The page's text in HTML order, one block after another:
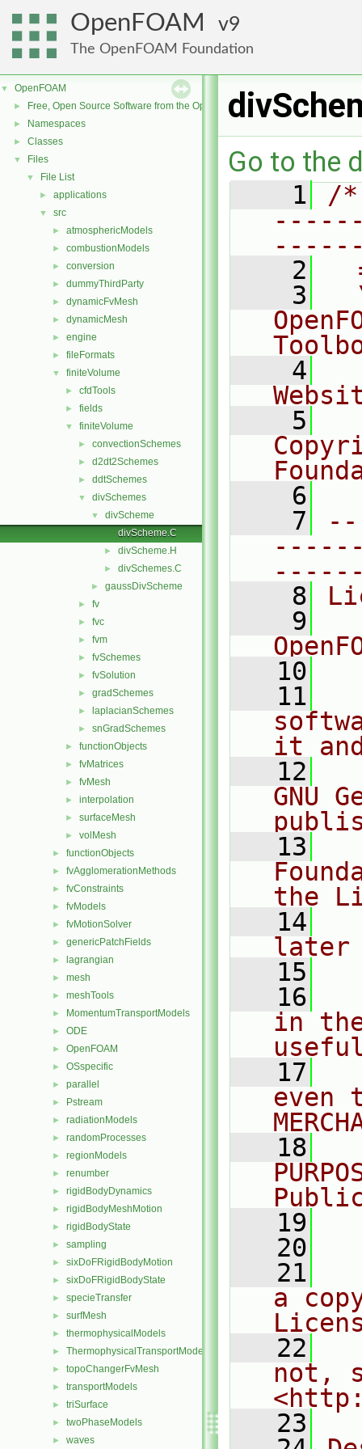
OpenFOAM 9
The OpenFOAM Foundation
▼ OpenFOAM
► Free, Open Source Software from the OpenFOAM Foundation
► Namespaces
► Classes
▼ Files
▼ File List
► applications
▼ src
► atmosphericModels
► combustionModels
► conversion
► dummyThirdParty
► dynamicFvMesh
► dynamicMesh
► engine
► fileFormats
▼ finiteVolume
► cfdTools
► fields
▼ finiteVolume
► convectionSchemes
► d2dt2Schemes
► ddtSchemes
▼ divSchemes
▼
divScheme
divScheme.C
► divScheme.H
► divSchemes.C
► gaussDivScheme
► fv
► fvc
► fvm
► fvSchemes
► fvSolution
► gradSchemes
► laplacianSchemes
► snGradSchemes
► functionObjects
► fvMatrices
► fvMesh
► interpolation
► surfaceMesh
► volMesh
► functionObjects
► fvAgglomerationMethods
► fvConstraints
► fvModels
► fvMotionSolver
► genericPatchFields
► lagrangian
► mesh
► meshTools
► MomentumTransportModels
► ODE
► OpenFOAM
► OSspecific
► parallel
► Pstream
► radiationModels
► randomProcesses
► regionModels
► renumber
► rigidBodyDynamics
► rigidBodyMeshMotion
► rigidBodyState
► sampling
► sixDoFRigidBodyMotion
► sixDoFRigidBodyState
► specieTransfer
► surfMesh
► thermophysicalModels
► ThermophysicalTransportModels
► topoChangerFvMesh
► transportModels
► triSurface
► twoPhaseModels
► waves
Go to the
    1
/
    2
    3
    4
    5
    6
    7
    8
    9
   10
   11
it
   12
GNU
   13
the
   14
later
   15
   16
in
   17
even
   18
   19
   20
   21
a
   22
not,
   23